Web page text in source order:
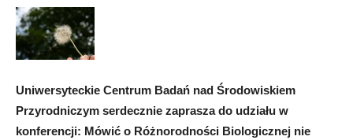
Uniwersyteckie Centrum Badań nad Środowiskiem
Przyrodniczym serdecznie zaprasza do udziału w
konferencji: Mówić o Różnorodności Biologicznej nie